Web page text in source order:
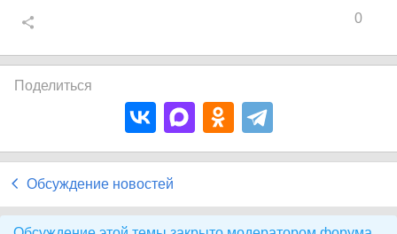
0
Поделиться
Обсуждение новостей